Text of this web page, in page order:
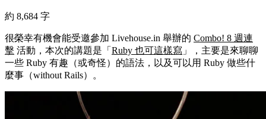
約 8,684 字
很榮幸有機會能受邀參加 Livehouse.in 舉辦的 Combo! 8 週連
擊 活動，本次的講題是「 Ruby 也可這樣寫 」，主要是來聊聊
一些 Ruby 有趣（或奇怪）的語法，以及可以用 Ruby 做些什
麼事（without Rails）。